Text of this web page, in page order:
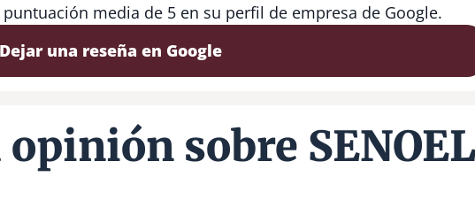
media de 5 en su perfil de empresa de Google.
Dejar una reseña en Google
sobre SENOEL